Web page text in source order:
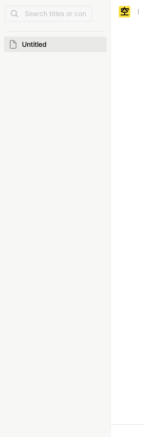
Untitled
空